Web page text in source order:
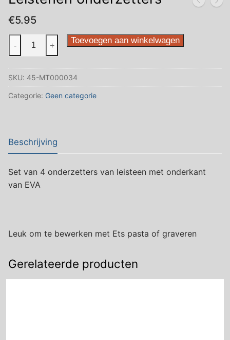
€5.95
Leistenen
onderzetters
- + Toevoegen aan winkelwagen
SKU: 45-MT000034
Categorie: Geen categorie
Beschrijving
Set van 4 onderzetters van leisteen met onderkant
van EVA
Leuk om te bewerken met Ets pasta of graveren
Gerelateerde producten